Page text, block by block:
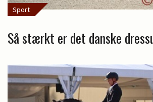
Sport
Så stærkt er det danske